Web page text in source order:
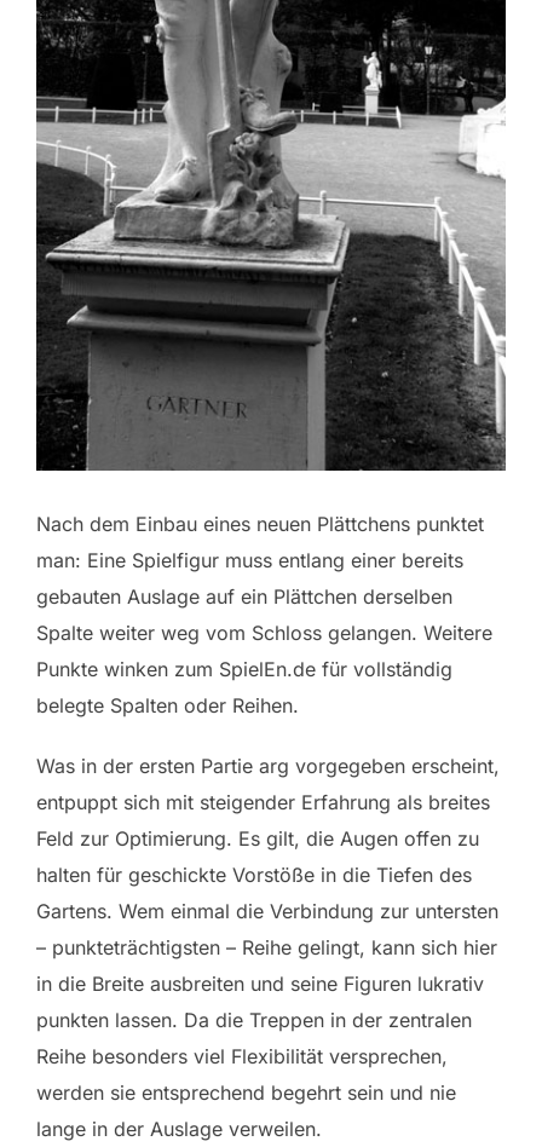
Nach dem Einbau eines neuen Plättchens punktet
man: Eine Spielfigur muss entlang einer bereits
gebauten Auslage auf ein Plättchen derselben
Spalte weiter weg vom Schloss gelangen. Weitere
Punkte winken zum SpielEn.de für vollständig
belegte Spalten oder Reihen.
Was in der ersten Partie arg vorgegeben erscheint,
entpuppt sich mit steigender Erfahrung als breites
Feld zur Optimierung. Es gilt, die Augen offen zu
halten für geschickte Vorstöße in die Tiefen des
Gartens. Wem einmal die Verbindung zur untersten
– punkteträchtigsten – Reihe gelingt, kann sich hier
in die Breite ausbreiten und seine Figuren lukrativ
punkten lassen. Da die Treppen in der zentralen
Reihe besonders viel Flexibilität versprechen,
werden sie entsprechend begehrt sein und nie
lange in der Auslage verweilen.